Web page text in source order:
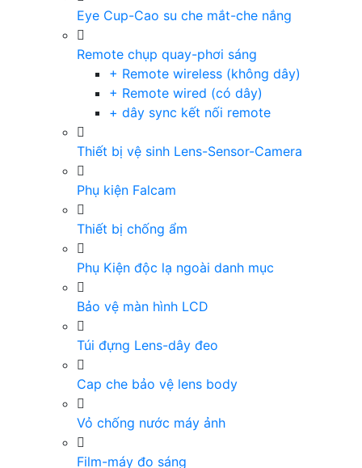
Eye Cup-Cao su che mắt-che nắng
Remote chụp quay-phơi sáng
+ Remote wireless (không dây)
+ Remote wired (có dây)
+ dây sync kết nối remote
Thiết bị vệ sinh Lens-Sensor-Camera
Phụ kiện Falcam
Thiết bị chống ẩm
Phụ Kiện độc lạ ngoài danh mục
Bảo vệ màn hình LCD
Túi đựng Lens-dây đeo
Cap che bảo vệ lens body
Vỏ chống nước máy ảnh
Film-máy đo sáng